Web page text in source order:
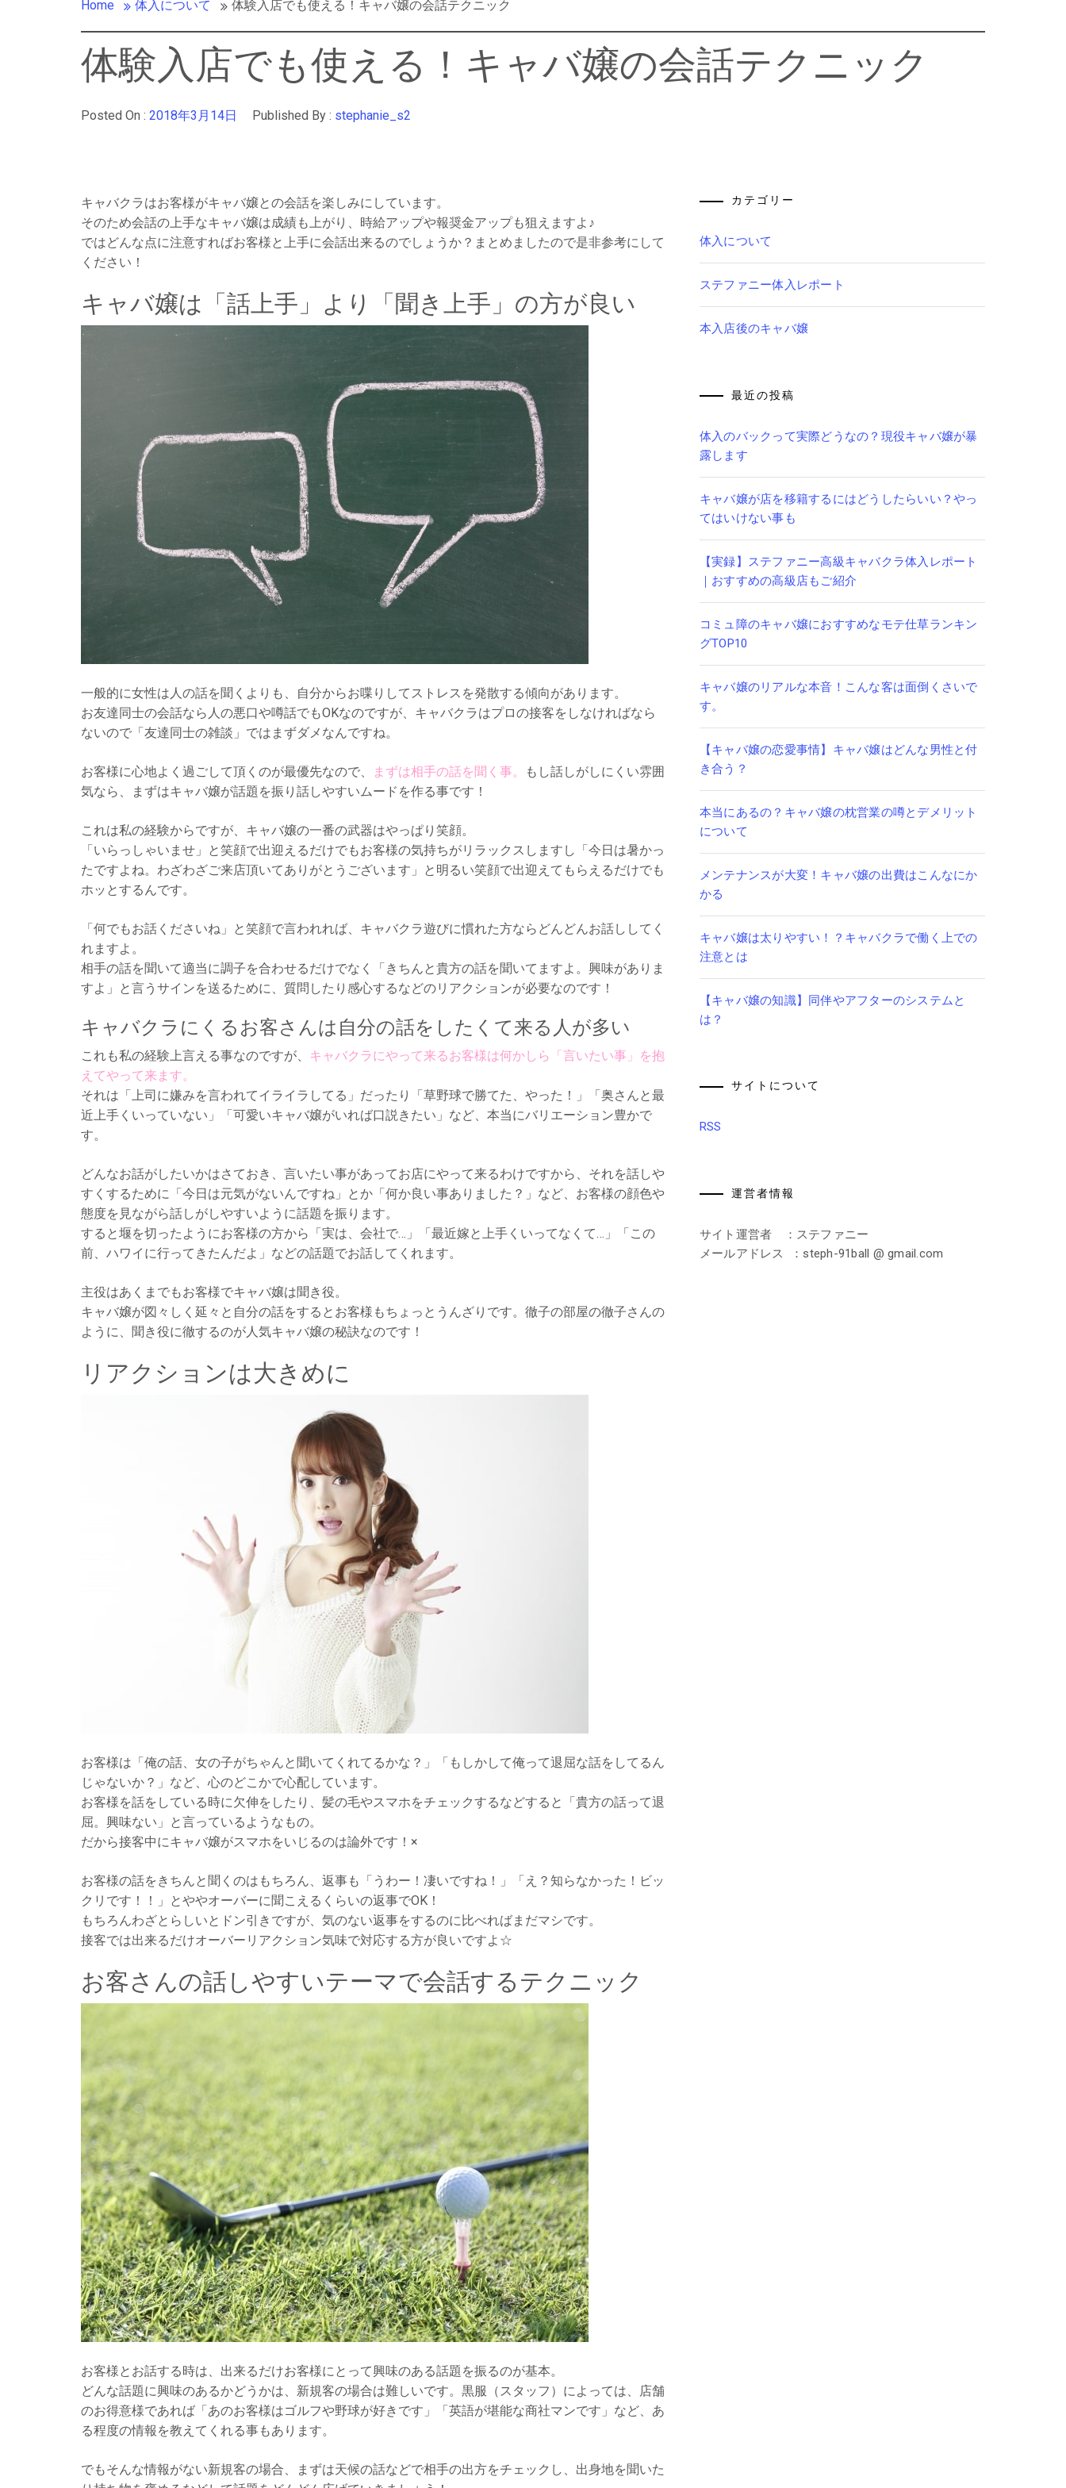
Home 体入について 体験入店でも使える！キャバ嬢の会話テクニック
体験入店でも使える！キャバ嬢の会話テクニック
Posted On : 2018年3月14日 Published By : stephanie_s2
キャバクラはお客様がキャバ嬢との会話を楽しみにしています。
そのため会話の上手なキャバ嬢は成績も上がり、時給アップや報奨金アップも狙えますよ♪
ではどんな点に注意すればお客様と上手に会話出来るのでしょうか？まとめましたので是非参考にして
ください！
キャバ嬢は「話上手」より「聞き上手」の方が良い
一般的に女性は人の話を聞くよりも、自分からお喋りしてストレスを発散する傾向があります。
お友達同士の会話なら人の悪口や噂話でもOKなのですが、キャバクラはプロの接客をしなければなら
ないので「友達同士の雑談」ではまずダメなんですね。
お客様に心地よく過ごして頂くのが最優先なので、 まずは相手の話を聞く事。
もし話しがしにくい雰囲
気なら、まずはキャバ嬢が話題を振り話しやすいムードを作る事です！
これは私の経験からですが、キャバ嬢の一番の武器はやっぱり笑顔。
「いらっしゃいませ」と笑顔で出迎えるだけでもお客様の気持ちがリラックスしますし「今日は暑かっ
たですよね。わざわざご来店頂いてありがとうございます」と明るい笑顔で出迎えてもらえるだけでも
ホッとするんです。
「何でもお話くださいね」と笑顔で言われれば、キャバクラ遊びに慣れた方ならどんどんお話ししてく
れますよ。
相手の話を聞いて適当に調子を合わせるだけでなく「きちんと貴方の話を聞いてますよ。興味がありま
すよ」と言うサインを送るために、質問したり感心するなどのリアクションが必要なのです！
キャバクラにくるお客さんは自分の話をしたくて来る人が多い
これも私の経験上言える事なのですが、 キャバクラにやって来るお客様は何かしら「言いたい事」を抱
えてやって来ます。
それは「上司に嫌みを言われてイライラしてる」だったり「草野球で勝てた、やった！」「奥さんと最
近上手くいっていない」「可愛いキャバ嬢がいれば口説きたい」など、本当にバリエーション豊かで
す。
どんなお話がしたいかはさておき、言いたい事があってお店にやって来るわけですから、それを話しや
すくするために「今日は元気がないんですね」とか「何か良い事ありました？」など、お客様の顔色や
態度を見ながら話しがしやすいように話題を振ります。
すると堰を切ったようにお客様の方から「実は、会社で…」「最近嫁と上手くいってなくて…」「この
前、ハワイに行ってきたんだよ」などの話題でお話してくれます。
主役はあくまでもお客様でキャバ嬢は聞き役。
キャバ嬢が図々しく延々と自分の話をするとお客様もちょっとうんざりです。徹子の部屋の徹子さんの
ように、聞き役に徹するのが人気キャバ嬢の秘訣なのです！
リアクションは大きめに
お客様は「俺の話、女の子がちゃんと聞いてくれてるかな？」「もしかして俺って退屈な話をしてるん
じゃないか？」など、心のどこかで心配しています。
お客様を話をしている時に欠伸をしたり、髪の毛やスマホをチェックするなどすると「貴方の話って退
屈。興味ない」と言っているようなもの。
だから接客中にキャバ嬢がスマホをいじるのは論外です！×
お客様の話をきちんと聞くのはもちろん、返事も「うわー！凄いですね！」「え？知らなかった！ビッ
クリです！！」とややオーバーに聞こえるくらいの返事でOK！
もちろんわざとらしいとドン引きですが、気のない返事をするのに比べればまだマシです。
接客では出来るだけオーバーリアクション気味で対応する方が良いですよ☆
お客さんの話しやすいテーマで会話するテクニック
お客様とお話する時は、出来るだけお客様にとって興味のある話題を振るのが基本。
どんな話題に興味のあるかどうかは、新規客の場合は難しいです。黒服（スタッフ）によっては、店舗
のお得意様であれば「あのお客様はゴルフや野球が好きです」「英語が堪能な商社マンです」など、あ
る程度の情報を教えてくれる事もあります。
でもそんな情報がない新規客の場合、まずは天候の話などで相手の出方をチェックし、出身地を聞いた
カテゴリー
体入について
ステファニー体入レポート
本入店後のキャバ嬢
最近の投稿
体入のバックって実際どうなの？現役キャバ嬢が暴
露します
キャバ嬢が店を移籍するにはどうしたらいい？やっ
てはいけない事も
【実録】ステファニー高級キャバクラ体入レポート
｜おすすめの高級店もご紹介
コミュ障のキャバ嬢におすすめなモテ仕草ランキン
グTOP10
キャバ嬢のリアルな本音！こんな客は面倒くさいで
す。
【キャバ嬢の恋愛事情】キャバ嬢はどんな男性と付
き合う？
本当にあるの？キャバ嬢の枕営業の噂とデメリット
について
メンテナンスが大変！キャバ嬢の出費はこんなにか
かる
キャバ嬢は太りやすい！？キャバクラで働く上での
注意とは
【キャバ嬢の知識】同伴やアフターのシステムと
は？
サイトについて
RSS
運営者情報
サイト運営者 ：ステファニー
メールアドレス ：steph-91ball @ gmail.com